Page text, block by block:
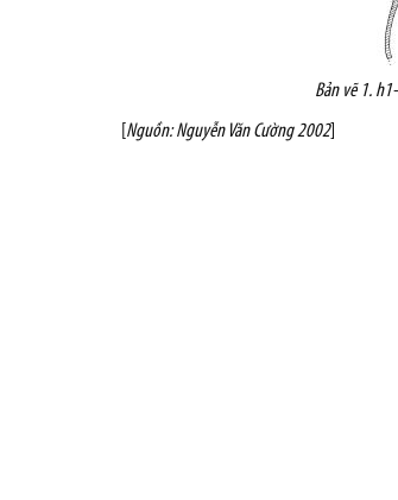
Bản vẽ 1.
Nguồn: Nguyễn Văn Cường 2002]